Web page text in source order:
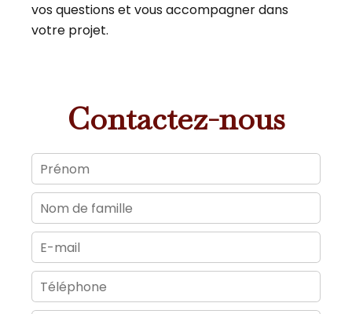
vos questions et vous accompagner dans
votre projet.
Contactez-nous